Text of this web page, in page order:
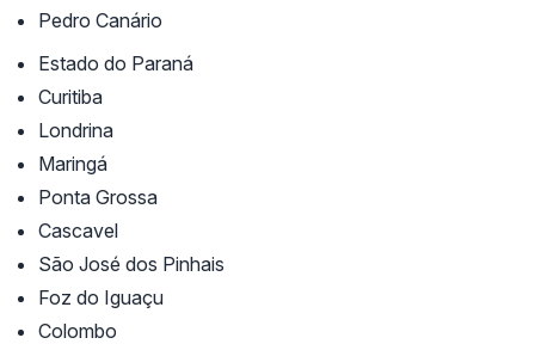
Pedro Canário
Estado do Paraná
Curitiba
Londrina
Maringá
Ponta Grossa
Cascavel
São José dos Pinhais
Foz do Iguaçu
Colombo